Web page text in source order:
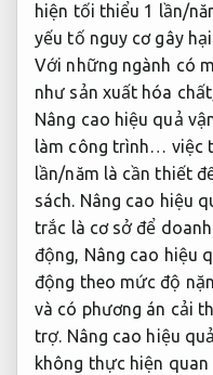
hiện tối thiểu 1 lần/
yếu tố nguy cơ gây
Với những ngành có
như sản xuất hóa
Nâng cao hiệu quả
làm công trình… việc
lần/năm là cần thiết
sách. Nâng cao hiệu
trắc là cơ sở để
động, Nâng cao hiệu
động theo mức độ
và có phương án cải
trợ. Nâng cao hiệu
không thực hiện